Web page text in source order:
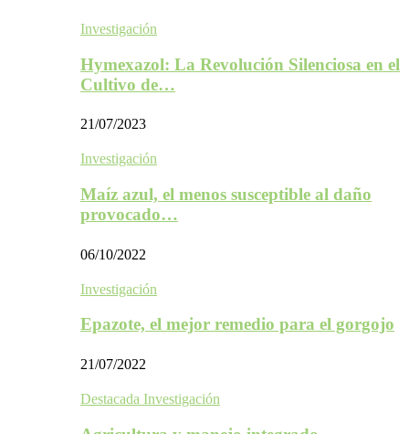
Investigación
Hymexazol: La Revolución Silenciosa en el
Cultivo de…
21/07/2023
Investigación
Maíz azul, el menos susceptible al daño
provocado…
06/10/2022
Investigación
Epazote, el mejor remedio para el gorgojo
21/07/2022
Destacada Investigación